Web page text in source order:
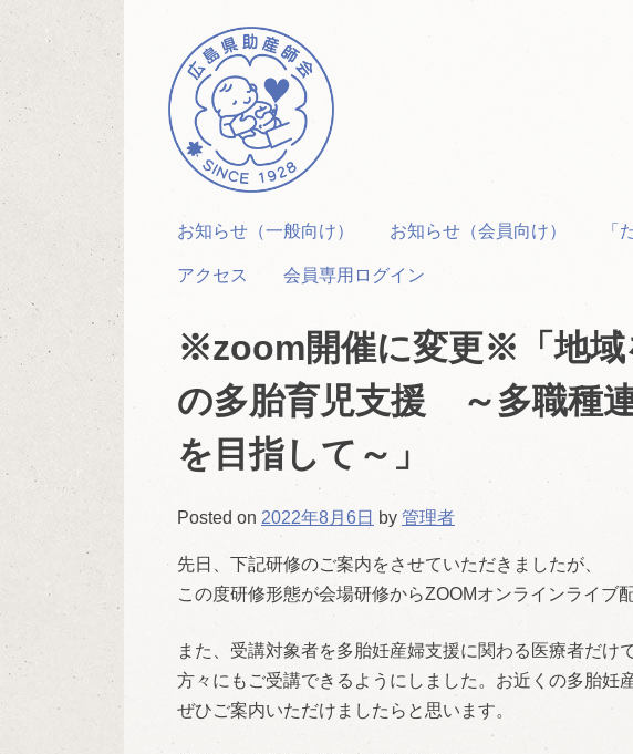
content
お知らせ（一般向け） お知らせ（会員向け） 「
アクセス 会員専用ログイン
※zoom開催に変更※「地域
の多胎育児支援 ～多職種
を目指して～」
Posted on 2022年8月6日 by 管理者
先日、下記研修のご案内をさせていただきましたが、
この度研修形態が会場研修からZOOMオンラインライブ
また、受講対象者を多胎妊産婦支援に関わる医療者だけ
方々にもご受講できるようにしました。お近くの多胎妊
ぜひご案内いただけましたらと思います。